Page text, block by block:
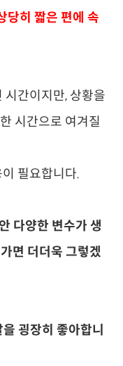
당히 짧은 편에 속
시간이지만, 상황을
시간으로 여겨질
필요합니다.
다양한 변수가 생
면 더더욱 그렇겠
굉장히 좋아합니